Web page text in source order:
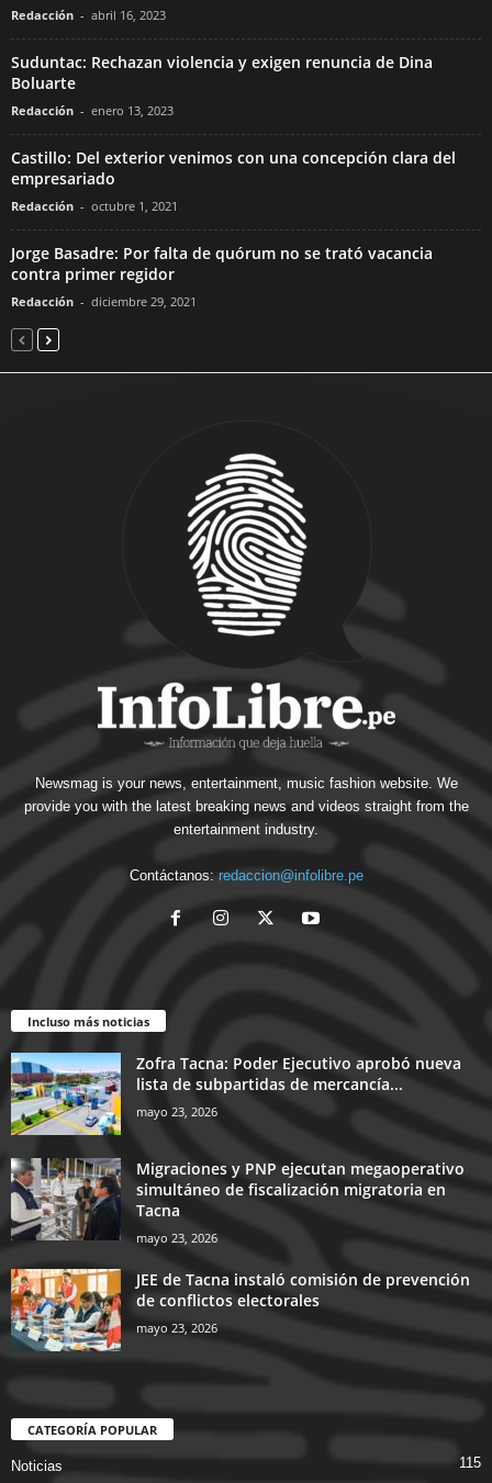
Redacción - abril 16, 2023
Suduntac: Rechazan violencia y exigen renuncia de Dina
Boluarte
Redacción - enero 13, 2023
Castillo: Del exterior venimos con una concepción clara del
empresariado
Redacción - octubre 1, 2021
Jorge Basadre: Por falta de quórum no se trató vacancia
contra primer regidor
Redacción - diciembre 29, 2021
Newsmag is your news, entertainment, music fashion website. We
provide you with the latest breaking news and videos straight from the
entertainment industry.
Contáctanos: redaccion@infolibre.pe
Incluso más noticias
Zofra Tacna: Poder Ejecutivo aprobó nueva
lista de subpartidas de mercancía...
mayo 23, 2026
Migraciones y PNP ejecutan megaoperativo
simultáneo de fiscalización migratoria en
Tacna
mayo 23, 2026
JEE de Tacna instaló comisión de prevención
de conflictos electorales
mayo 23, 2026
CATEGORÍA POPULAR
Noticias 115